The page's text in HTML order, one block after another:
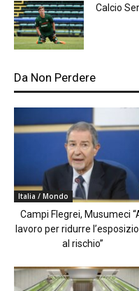
Calcio
Da Non Perdere
Italia / Mondo
Campi Flegrei, Musumeci
lavoro per ridurre
al rischio”